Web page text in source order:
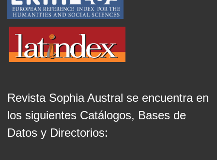
Revista Sophia Austral se encuentra en
los siguientes Catálogos, Bases de
Datos y Directorios: